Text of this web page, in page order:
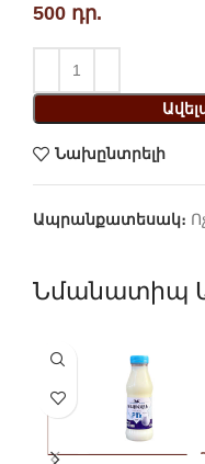
500 դր.
Նախընտրելի
Ապրանքատեսակ։
Նմանատիպ